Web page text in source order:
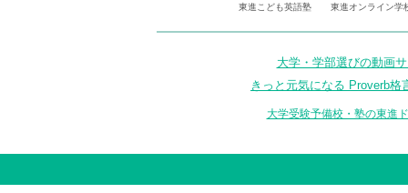
東進こども英語塾 東進オンライン学
大学・学部選びの動画
きっと元気になる Proverb格
大学受験予備校・塾の東進